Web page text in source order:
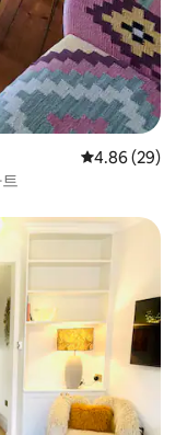
평점 4.86점(5
4.86 (29)